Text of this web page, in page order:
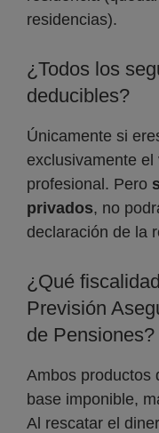
residencias).
¿Todos los
deducibles?
Únicamente si
exclusivamente
profesional. Pero
privados, no
declaración de la
¿Qué
Previsión
de Pensiones?
Ambos productos
base imponible,
Al rescatar el